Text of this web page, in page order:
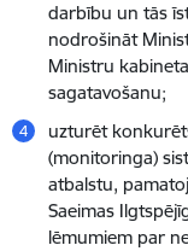
darbību un tās
nodrošināt
Ministru
sagatavošanu;
uzturēt
(monitoringa)
atbalstu,
Saeimas
lēmumiem par